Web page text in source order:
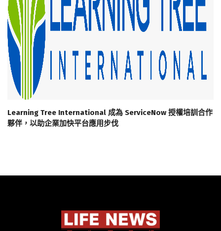
Learning Tree International 成為 ServiceNow 授權培訓合作
夥伴，以助企業加快平台應用步伐